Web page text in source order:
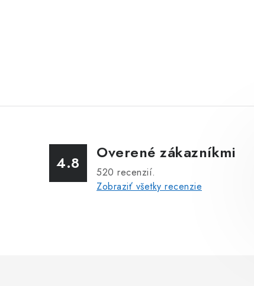
4.8
Overené zákazníkmi
520 recenzií.
Zobraziť všetky recenzie